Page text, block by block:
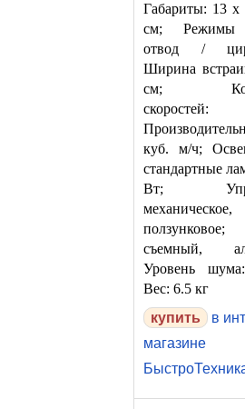
Габариты: 13
см; Режимы
отвод /
Ширина
см;
куб. м/ч;
стандартные
Вт;
механическое,
съемный,
Уровень
Вес: 6.5 кг
в
магазине